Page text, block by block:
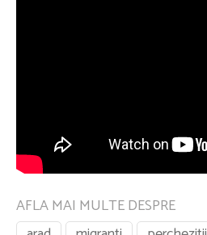
AFLA MAI MULTE DESPRE